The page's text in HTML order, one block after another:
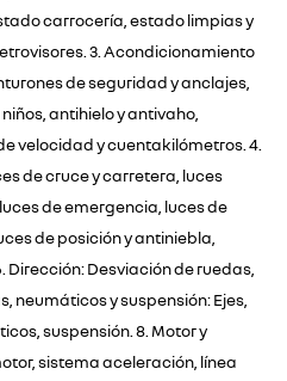
carrocería, estado limpias y
3. Acondicionamiento
de seguridad y anclajes,
antihielo y antivaho,
velocidad y cuentakilómetros. 4.
de cruce y carretera, luces
de emergencia, luces de
de posición y antiniebla,
Dirección: Desviación de ruedas,
neumáticos y suspensión: Ejes,
suspensión. 8. Motor y
sistema aceleración, línea